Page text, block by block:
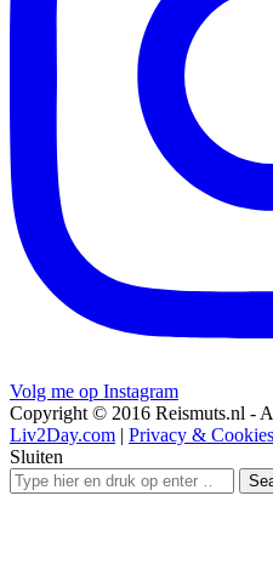
Volg me op Instagram
Copyright © 2016 Reismuts.nl -
Liv2Day.com | Privacy & Cookies
Sluiten